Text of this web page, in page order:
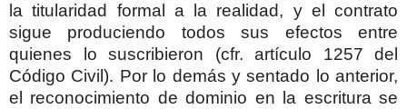
la titularidad formal a la realidad, y el contrato
sigue produciendo todos sus efectos entre
quienes lo suscribieron (cfr. artículo 1257 del
Código Civil). Por lo demás y sentado lo anterior,
el reconocimiento de dominio en la escritura se